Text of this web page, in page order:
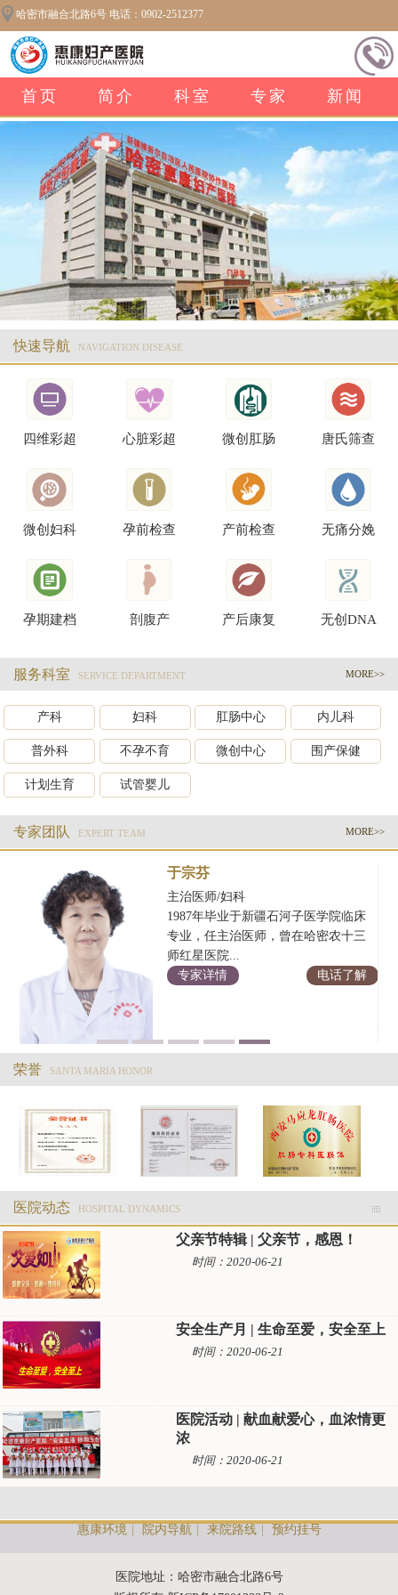
哈密市融合北路6号 电话：0902-2512377
首页 简介 科室 专家 新闻
快速导航 NAVIGATION DISEASE
四维彩超 心脏彩超 微创肛肠 唐氏筛查
微创妇科 孕前检查 产前检查 无痛分娩
孕期建档 剖腹产 产后康复 无创DNA
服务科室 SERVICE DEPARTMENT MORE>>
产科 妇科 肛肠中心 内儿科
普外科 不孕不育 微创中心 围产保健
计划生育 试管婴儿
专家团队 EXPERT TEAM MORE>>
于宗芬
主治医师/妇科
1987年毕业于新疆石河子医学院临床
专业，任主治医师，曾在哈密农十三
师红星医院...
专家详情
电话了解
荣誉 SANTA MARIA HONOR
医院动态 HOSPITAL DYNAMICS
父亲节特辑 | 父亲节，感恩！
时间：2020-06-21
安全生产月 | 生命至爱，安全至上
时间：2020-06-21
医院活动 | 献血献爱心，血浓情更
浓
时间：2020-06-21
惠康环境 | 院内导航 | 来院路线 | 预约挂号
医院地址：哈密市融合北路6号